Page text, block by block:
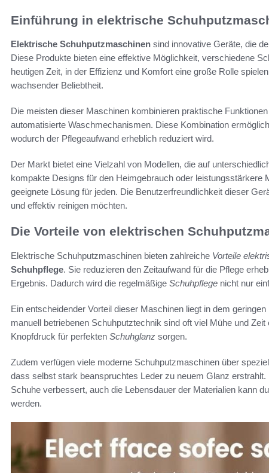
Einführung in elektrische
Elektrische Schuhputzmaschinen sind innovative Geräte, die
Diese Produkte bieten eine effektive Möglichkeit, verschiedene
heutigen Zeit, in der Effizienz und Komfort eine große Rolle
wachsender Beliebtheit.
Die meisten dieser Maschinen kombinieren praktische
automatisierte Waschmechanismen. Diese Kombination
wodurch der Pflegeaufwand erheblich reduziert wird.
Der Markt bietet eine Vielzahl von Modellen, die auf
kompakte Designs für den Heimgebrauch oder leistungsstärkere
geeignete Lösung für jeden. Die Benutzerfreundlichkeit dieser
und effektiv reinigen möchten.
Die Vorteile von elektrischen
Elektrische Schuhputzmaschinen bieten zahlreiche Vorteile
Schuhpflege. Sie reduzieren den Zeitaufwand für die Pflege
Ergebnis. Dadurch wird die regelmäßige Schuhpflege nicht nur
Ein entscheidender Vorteil dieser Maschinen liegt in dem
manuell betriebenen Schuhputztechnik sind oft viel Mühe und
Knopfdruck für perfekten Schuhglanz sorgen.
Zudem verfügen viele moderne Schuhputzmaschinen über
dass selbst stark beanspruchtes Leder zu neuem Glanz
Schuhe verbessert, auch die Lebensdauer der Materialien kann
werden.